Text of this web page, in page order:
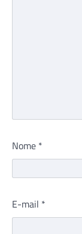
Nome *
E-mail *